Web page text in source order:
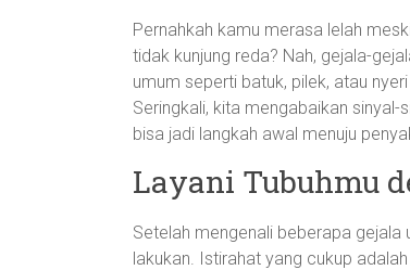
Pernahkah kamu merasa lelah
tidak kunjung reda? Nah, gejala-
umum seperti batuk, pilek, atau
Seringkali, kita mengabaikan
bisa jadi langkah awal menuju
Layani Tubuhmu
Setelah mengenali beberapa
lakukan. Istirahat yang cukup